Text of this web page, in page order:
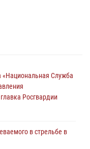
«Национальная Служба
Росгвардии
в стрельбе в